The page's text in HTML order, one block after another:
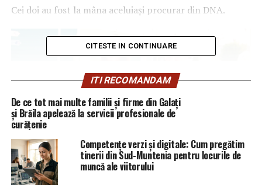
Cei doi au fost la mâna aceluiași procurar din DNA.
Valentin Vișoiu (foto sus)
CITESTE IN CONTINUARE
ITI RECOMANDAM
De ce tot mai multe familii și firme din Galați
și Brăila apelează la servicii profesionale de
curățenie
Competențe verzi și digitale: Cum pregătim
tinerii din Sud-Muntenia pentru locurile de
muncă ale viitorului